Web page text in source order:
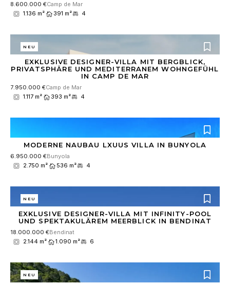
8.600.000 €Camp de Mar
1.136 m²
391 m² 4
NEU
EXKLUSIVE DESIGNER-VILLA MIT BERGBLICK,
PRIVATSPHÄRE UND MEDITERRANEM WOHNGEFÜHL
IN CAMP DE MAR
7.950.000 €Camp de Mar
1.117 m²
393 m² 4
MODERNE NAUBAU LXUUS VILLA IN BUNYOLA
6.950.000 €Bunyola
2.750 m²
536 m² 4
NEU
EXKLUSIVE DESIGNER-VILLA MIT INFINITY-POOL
UND SPEKTAKULÄREM MEERBLICK IN BENDINAT
18.000.000 €Bendinat
2.144 m²
1.090 m² 6
NEU